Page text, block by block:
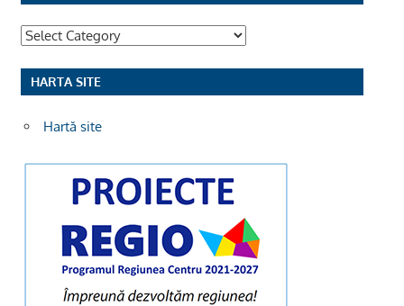
Categorii
HARTA SITE
Hartă site